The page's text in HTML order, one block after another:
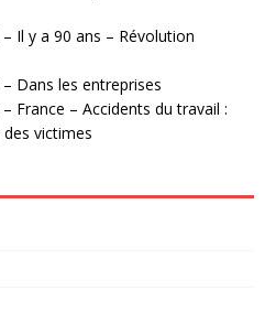
Il y a 90 ans – Révolution
Dans les entreprises
France – Accidents du travail :
victimes